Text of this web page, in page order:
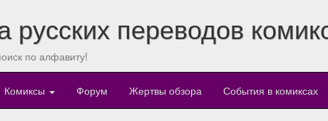
русских переводов
по алфавиту!
Комиксы Форум Жертвы обзора События в комиксах